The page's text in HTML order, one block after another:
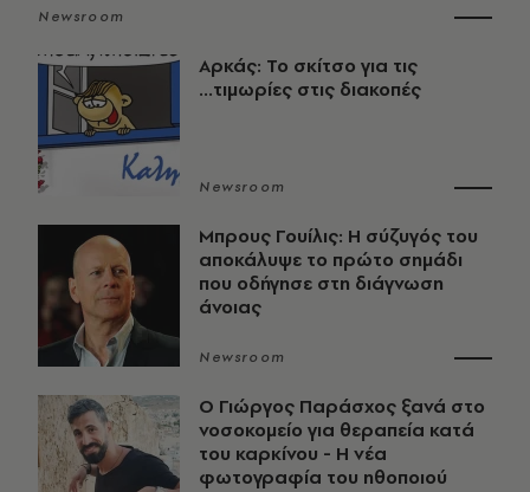
Newsroom
Αρκάς: Το σκίτσο για τις
...τιμωρίες στις διακοπές
Newsroom
Μπρους Γουίλις: Η σύζυγός του
αποκάλυψε το πρώτο σημάδι
που οδήγησε στη διάγνωση
άνοιας
Newsroom
O Γιώργος Παράσχος ξανά στο
νοσοκομείο για θεραπεία κατά
του καρκίνου - Η νέα
φωτογραφία του ηθοποιού